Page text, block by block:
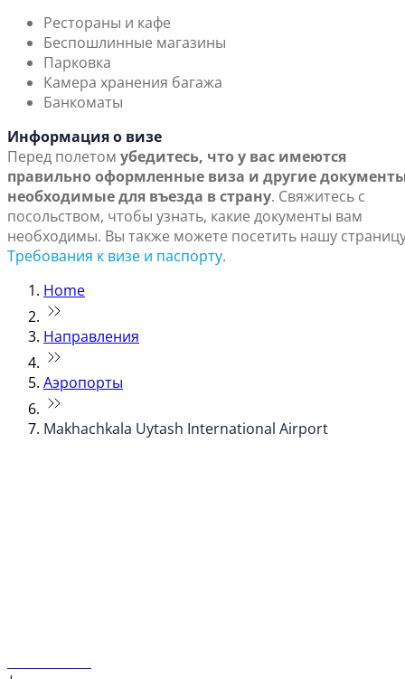
Рестораны и кафе
Беспошлинные магазины
Парковка
Камера хранения багажа
Банкоматы
Информация о визе
Перед полетом убедитесь, что у вас имеются
правильно оформленные виза и другие
необходимые для въезда в страну. Свяжитесь с
посольством, чтобы узнать, какие документы вам
необходимы. Вы также можете посетить нашу
Требования к визе и паспорту.
Home
Направления
Аэропорты
Makhachkala Uytash International Airport